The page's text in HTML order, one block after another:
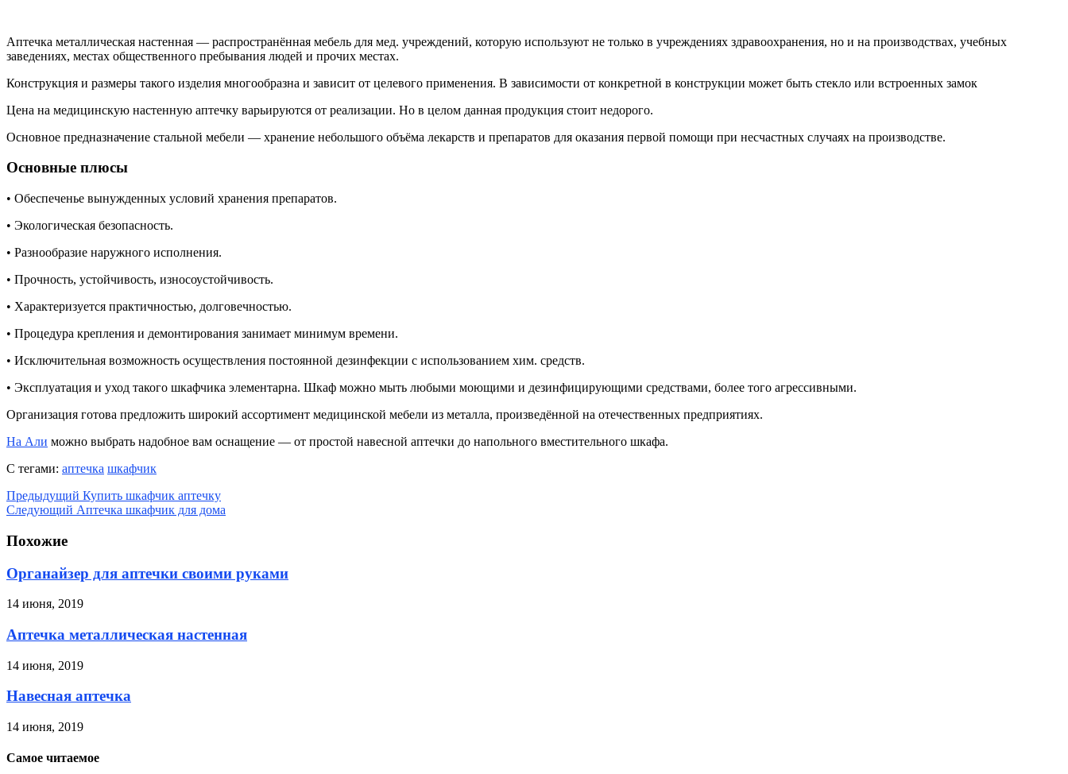
Аптечка металлическая настенная — распространённая мебель для мед. учреждений, которую используют не только в учреждениях здравоохранения, но и на производствах, учебных
заведениях, местах общественного пребывания людей и прочих местах.
Конструкция и размеры такого изделия многообразна и зависит от целевого применения. В зависимости от конкретной в конструкции может быть стекло или встроенных замок
Цена на медицинскую настенную аптечку варьируются от реализации. Но в целом данная продукция стоит недорого.
Основное предназначение стальной мебели — хранение небольшого объёма лекарств и препаратов для оказания первой помощи при несчастных случаях на производстве.
Основные плюсы
• Обеспеченье вынужденных условий хранения препаратов.
• Экологическая безопасность.
• Разнообразие наружного исполнения.
• Прочность, устойчивость, износоустойчивость.
• Характеризуется практичностью, долговечностью.
• Процедура крепления и демонтирования занимает минимум времени.
• Исключительная возможность осуществления постоянной дезинфекции с использованием хим. средств.
• Эксплуатация и уход такого шкафчика элементарна. Шкаф можно мыть любыми моющими и дезинфицирующими средствами, более того агрессивными.
Организация готова предложить широкий ассортимент медицинской мебели из металла, произведённой на отечественных предприятиях.
На Али можно выбрать надобное вам оснащение — от простой навесной аптечки до напольного вместительного шкафа.
С тегами: аптечка шкафчик
Предыдущий Купить шкафчик аптечку
Следующий Аптечка шкафчик для дома
Похожие
Органайзер для аптечки своими руками
14 июня, 2019
Аптечка металлическая настенная
14 июня, 2019
Навесная аптечка
14 июня, 2019
Самое читаемое